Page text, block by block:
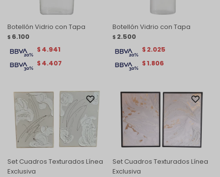
Botellón Vidrio con Tapa
$ 6.100
$ 4.407
$ 4.941
Botellón Vidrio con Tapa
$ 2.500
$1.806
$ 2.025
Set Cuadros Texturados Línea
Exclusiva
Set Cuadros Texturados Línea
Exclusiva